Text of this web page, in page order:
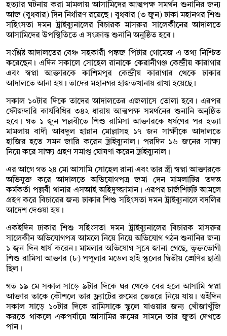
হত্যার ঘটনায় করা মামলায় আসামিদের আত্মপক্ষ সমর্থন শুনানির জন্য
আজ (বুধবার) দিন নির্ধারণ রয়েছে। বুধবার (৩ জুন) ঢাকা মহানগর শিশু
সহিংসতা দমন ট্রাইব্যুনালের বিচারক মাসরুর সালেকীনের আদালতে
আসামিদের উপস্থিতিতে এ সংক্রান্ত শুনানি অনুষ্ঠিত হবে।
সংশ্লিষ্ট আদালতের বেঞ্চ সহকারী পঙ্কজ পিটার গোমেজ এ তথ্য নিশ্চিত
করেছেন। এদিন সকালে সোহেল রানাকে কেরানীগঞ্জ কেন্দ্রীয় কারাগার
এবং স্বপ্না আক্তারকে কাশিমপুর কেন্দ্রীয় কারাগার থেকে ঢাকার
আদালতে আনা হয়। তাদের মহানগর হাজতখানায় রাখা হয়েছে।
সকাল ১০টার দিকে তাদের আদালতের এজলাসে তোলা হবে। এরপর
ফৌজদারি কার্যবিধির ৩৪২ ধারায় আত্মপক্ষ সমর্থনের শুনানি অনুষ্ঠিত
হবে। গত ১ জুন পল্লবীতে শিশু রামিসা আক্তারকে ধর্ষণের পর হত্যা
মামলায় বাদী আবদুল হান্নান মোল্লাসহ ১৭ জন সাক্ষীকে আদালতে
হাজির হতে সমন জারি করেন ট্রাইব্যুনাল। পরদিন ১৬ জনের সাক্ষ্য
নিয়ে করে সাক্ষ্য গ্রহণ সমাপ্ত ঘোষণা করেন ট্রাইব্যুনাল।
এর আগে গত ২৪ মো আসামি সোহেল রানা এবং তার স্ত্রী স্বপ্না আক্তারকে
অভিযুক্ত করে আদালতে অভিযোগপত্র জমা দেন মামলাটির তদন্ত
কর্মকর্তা পল্লবী থানার এসআই অহিদুজ্জামান। এরপর চার্জশিটটি আমলে
গ্রহণ করে বিচারের জন্য ঢাকার শিশু সহিংসতা দমন ট্রাইব্যুনালে বদলির
আদেশ দেওয়া হয়।
একইদিন ঢাকার শিশু সহিংসতা দমন ট্রাইব্যুনালের বিচারক মাসরুর
সালেকীন অভিযোগপত্র আমলে নিয়ে নিয়ে অভিযোগ গঠন শুনানির জন্য
১ জুন দিন ধার্য করেন। মামলার অভিযোগ সুত্রে জানা গেছে, ভুক্তভোগী
শিশু রামিসা আক্তার (৮) পপুলার মডেল হাই স্কুলের দ্বিতীয় শ্রেণির ছাত্রী
ছিল।
গত ১৯ মে সকাল সাড়ে ৯টার দিকে ঘর থেকে বের হলে আসামি স্বপ্না
আক্তার তাকে কৌশলে তার ফ্ল্যাটের রুমের ভেতরে নিয়ে যায়। ওইদিন
সকাল সাড়ে ১০টার দিকে রামিসাকে স্কুলে যাওয়ার জন্য খোঁজাখুঁজি
করতে থাকলে একপর্যায়ে আসামির রুমের সামনে তার জুতা দেখতে
পান।